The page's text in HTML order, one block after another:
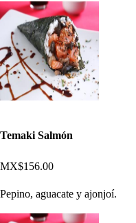
Temaki Salmón
MX$156.00
Pepino, aguacate y ajonjoí.